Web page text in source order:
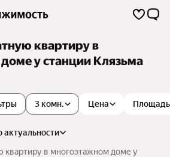
квартиру в
у станции Клязьма
3 комн. Цена Площадь
актуальности
квартиру в многоэтажном доме у